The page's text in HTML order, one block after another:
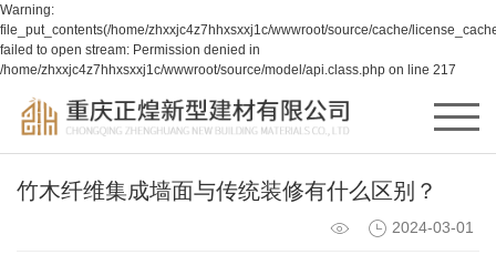
Warning:
file_put_contents(/home/zhxxjc4z7hhxsxxj1c/wwwroot/source/cache/
failed to open stream: Permission denied in
/home/zhxxjc4z7hhxsxxj1c/wwwroot/source/model/api.class.php on line 217
竹木纤维集成墙面与传统装修有什么区别？
2024-03-01